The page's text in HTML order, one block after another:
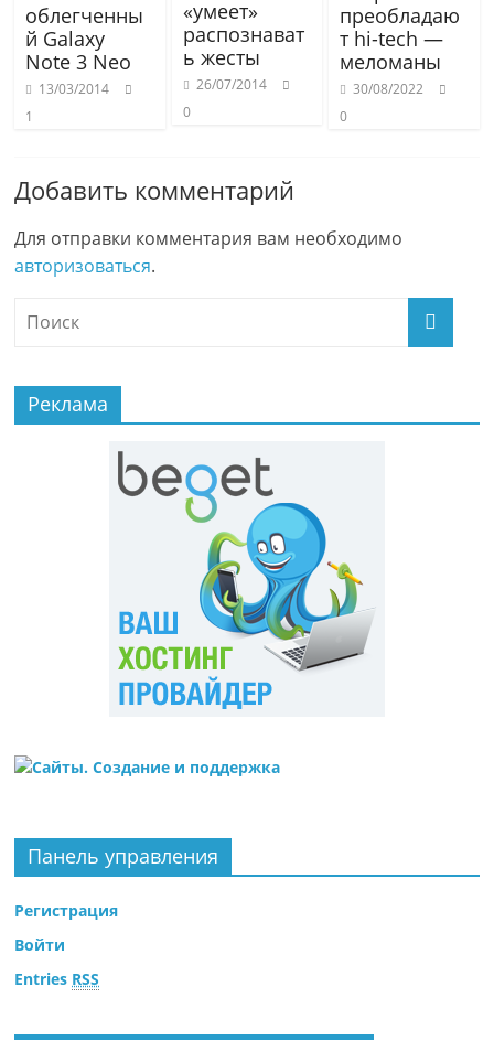
облегченны
й Galaxy
Note 3 Neo
13/03/2014
1
«умеет»
распознават
ь жесты
26/07/2014
0
преобладаю
т hi-tech —
меломаны
30/08/2022
0
Добавить комментарий
Для отправки комментария вам необходимо
авторизоваться.
Реклама
Панель управления
Регистрация
Войти
Entries RSS